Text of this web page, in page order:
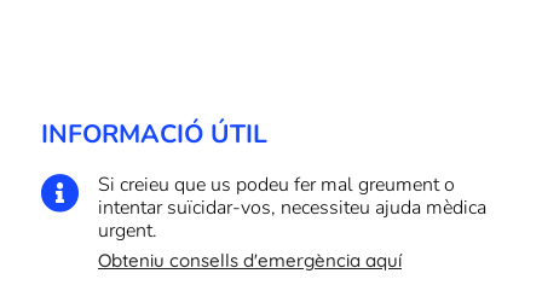
INFORMACIÓ ÚTIL

Si creieu que us podeu fer mal greument o
intentar suïcidar-vos, necessiteu ajuda mèdica
urgent.
Obteniu consells d'emergència aquí